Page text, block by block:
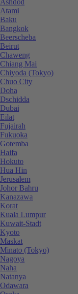
Atami
Baku
Bangkok
Beerscheba
Beirut
Chaweng
Chiang Mai
Chiyoda (Tokyo)
Chuo City
Doha
Dschidda
Dubai
Eilat
Fujairah
Fukuoka
Gotemba
Haifa
Hokuto
Hua Hin
Jerusalem
Johor Bahru
Kanazawa
Korat
Kuala Lumpur
Kuwait-Stadt
Kyoto
Maskat
Minato (Tokyo)
Nagoya
Naha
Natanya
Odawara